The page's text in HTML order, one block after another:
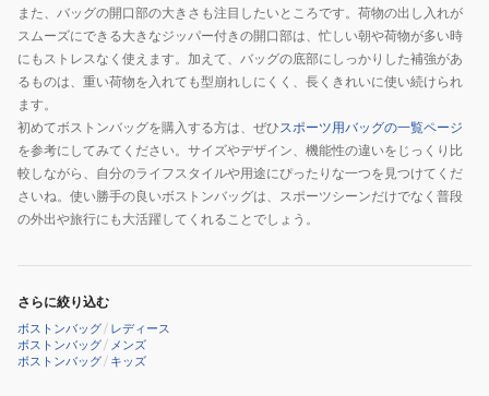
ダ
ッ
フ
ル
バ
ッ
グ
旅
行
グ
また、バッグの開口部の大きさも注目したいところです。荷物の出し入れが
スムーズにできる大きなジッパー付きの開口部は、忙しい朝や荷物が多い時
にもストレスなく使えます。加えて、バッグの底部にしっかりした補強があ
るものは、重い荷物を入れても型崩れしにくく、長くきれいに使い続けられ
ます。
初めてボストンバッグを購入する方は、ぜひスポーツ用バッグの一覧ページ
を参考にしてみてください。サイズやデザイン、機能性の違いをじっくり比
較しながら、自分のライフスタイルや用途にぴったりな一つを見つけてくだ
さいね。使い勝手の良いボストンバッグは、スポーツシーンだけでなく普段
の外出や旅行にも大活躍してくれることでしょう。
さらに絞り込む
ボストンバッグ/ レディース
ボストンバッグ/ メンズ
ボストンバッグ/ キッズ